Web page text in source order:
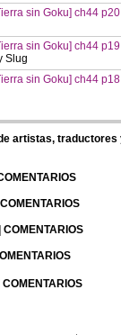
sin Goku] ch44 p20
sin Goku] ch44 p19
Slug
sin Goku] ch44 p18
artistas,